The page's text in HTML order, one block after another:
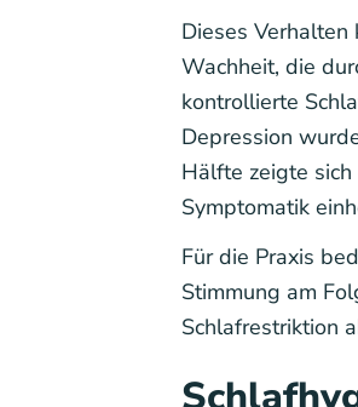
Dieses Verhalten
Wachheit, die
kontrollierte
Depression
Hälfte zeigte
Symptomatik
Für die Praxis
Stimmung am
Schlafrestriktion